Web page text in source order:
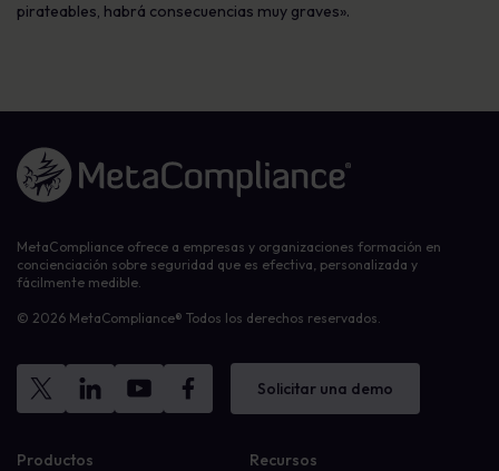
pirateables, habrá consecuencias muy graves».
Enlace a la página de inicio
MetaCompliance ofrece a empresas y organizaciones formación en
concienciación sobre seguridad que es efectiva, personalizada y
fácilmente medible.
© 2026 MetaCompliance® Todos los derechos reservados.
Solicitar una demo
Productos Recursos